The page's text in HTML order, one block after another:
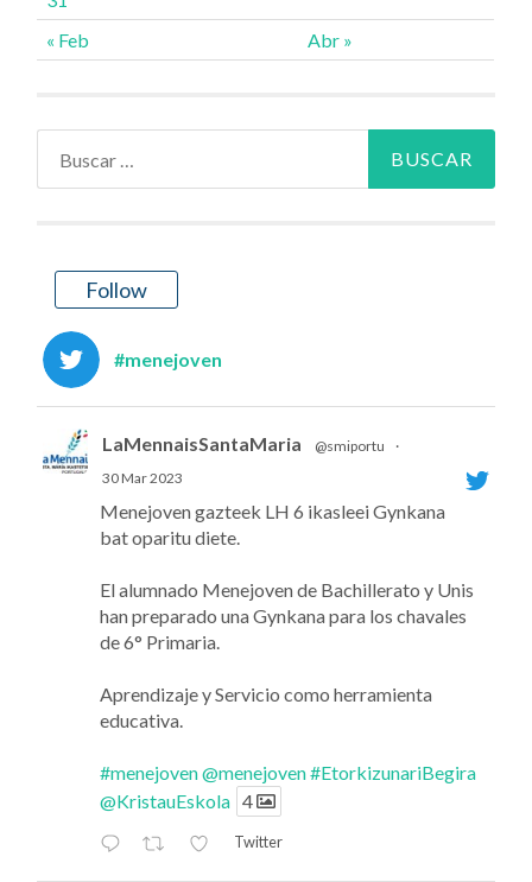
« Feb Abr »
Follow
#menejoven
LaMennaisSantaMaria @smiportu
·
30 Mar 2023
Menejoven gazteek LH 6 ikasleei Gynkana
bat oparitu diete.
El alumnado Menejoven de Bachillerato y Unis
han preparado una Gynkana para los chavales
de 6° Primaria.
Aprendizaje y Servicio como herramienta
educativa.
#menejoven@menejoven#EtorkizunariBegira
@KristauEskola 4
Twitter